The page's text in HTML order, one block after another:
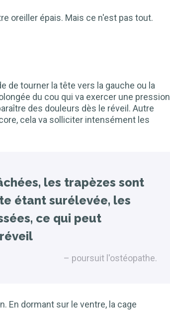
oreiller épais. Mais ce n'est pas tout.
de tourner la tête vers la gauche ou la
du cou qui va exercer une pression
des douleurs dès le réveil. Autre
cela va solliciter intensément les
les trapèzes sont
étant surélevée, les
ce qui peut
poursuit l'ostéopathe.
En dormant sur le ventre, la cage